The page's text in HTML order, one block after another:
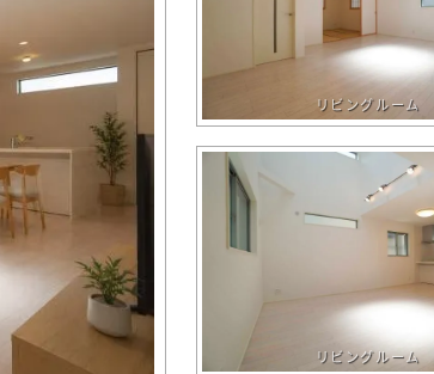
リビングルーム
リビングルーム